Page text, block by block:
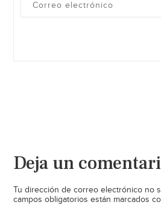
Deja un
Tu dirección de correo electrónico no
campos obligatorios están marcados